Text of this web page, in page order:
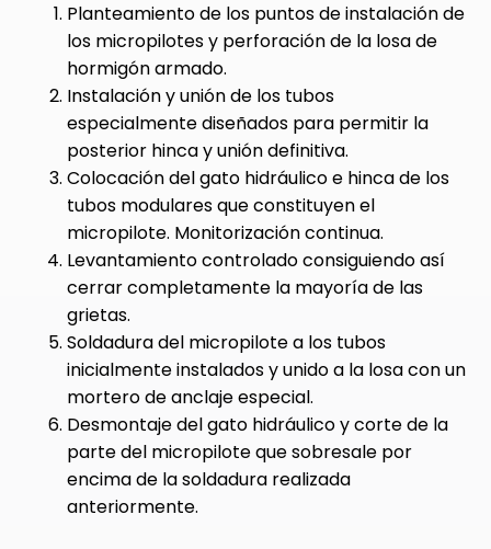
Planteamiento de los puntos de instalación de
los micropilotes y perforación de la losa de
hormigón armado.
Instalación y unión de los tubos
especialmente diseñados para permitir la
posterior hinca y unión definitiva.
Colocación del gato hidráulico e hinca de los
tubos modulares que constituyen el
micropilote. Monitorización continua.
Levantamiento controlado consiguiendo así
cerrar completamente la mayoría de las
grietas.
Soldadura del micropilote a los tubos
inicialmente instalados y unido a la losa con un
mortero de anclaje especial.
Desmontaje del gato hidráulico y corte de la
parte del micropilote que sobresale por
encima de la soldadura realizada
anteriormente.